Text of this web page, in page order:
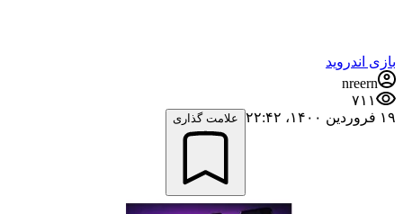
بازی اندروید
nreern
۷۱۱
۱۹ فروردین ۱۴۰۰،‏ ۲۲:۴۲
علامت گذاری